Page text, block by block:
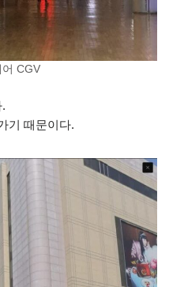
어 CGV
기 때문이다.